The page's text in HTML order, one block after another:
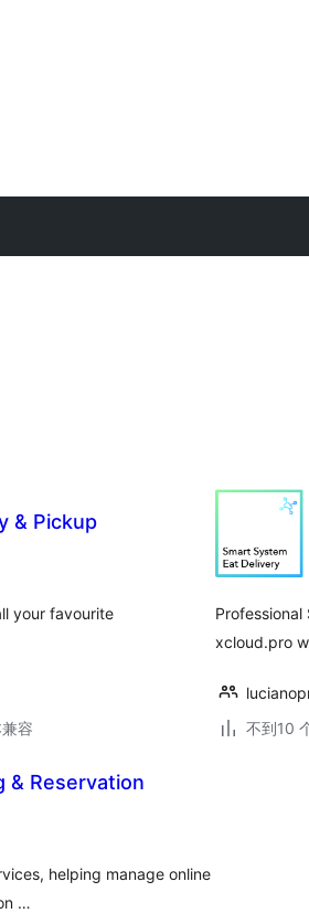
& Pickup
your favourite
容
xcloud.pro
不到10
& Reservation
helping manage online
…